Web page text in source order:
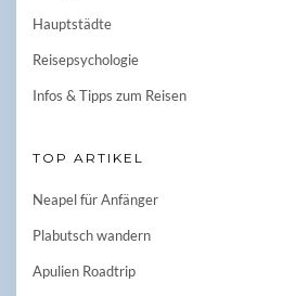
Hauptstädte
Reisepsychologie
Infos & Tipps zum Reisen
TOP ARTIKEL
Neapel für Anfänger
Plabutsch wandern
Apulien Roadtrip